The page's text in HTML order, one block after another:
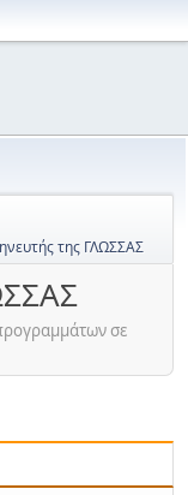
της ΓΛΩΣΣΑΣ
σε